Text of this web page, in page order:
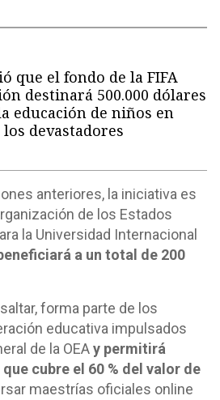
que el fondo de la FIFA
destinará 500.000 dólares
educación de niños en
devastadores
anteriores, la iniciativa es
de los Estados
la Universidad Internacional
a un total de 200
forma parte de los
educativa impulsados
de la OEAy permitirá
cubre el 60 % del valor de
maestrías oficiales online